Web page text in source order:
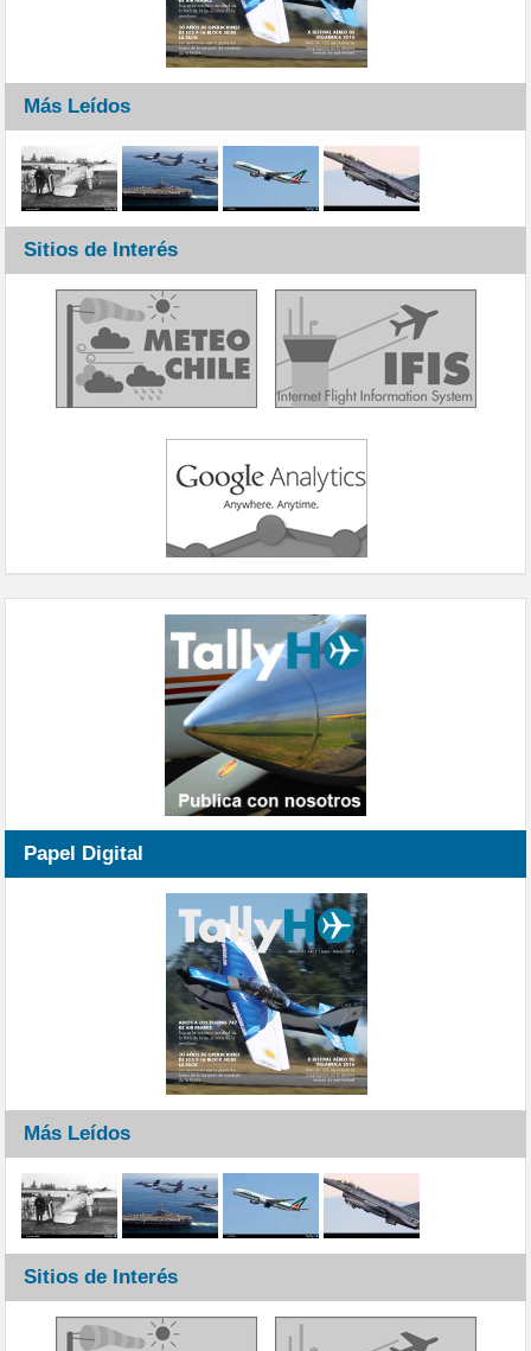
Más Leídos
Sitios de Interés
Papel Digital
Más Leídos
Sitios de Interés